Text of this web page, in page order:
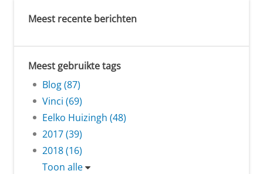
Meest recente berichten
Meest gebruikte tags
Blog (87)
Vinci (69)
Eelko Huizingh (48)
2017 (39)
2018 (16)
Toon alle